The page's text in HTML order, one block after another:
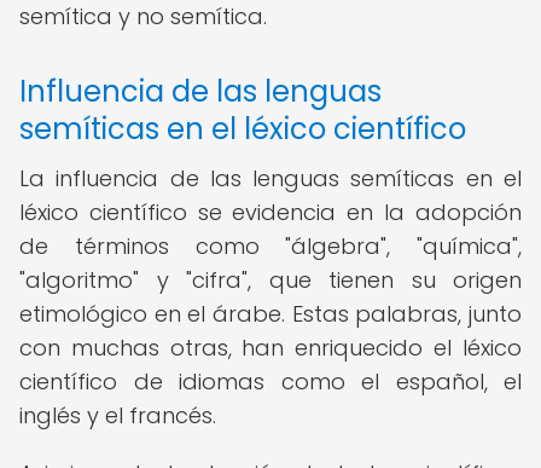
semítica y no semítica.
Influencia de las lenguas
semíticas en el léxico científico
La influencia de las lenguas semíticas en el
léxico científico se evidencia en la adopción
de términos como "álgebra", "química",
"algoritmo" y "cifra", que tienen su origen
etimológico en el árabe. Estas palabras, junto
con muchas otras, han enriquecido el léxico
científico de idiomas como el español, el
inglés y el francés.